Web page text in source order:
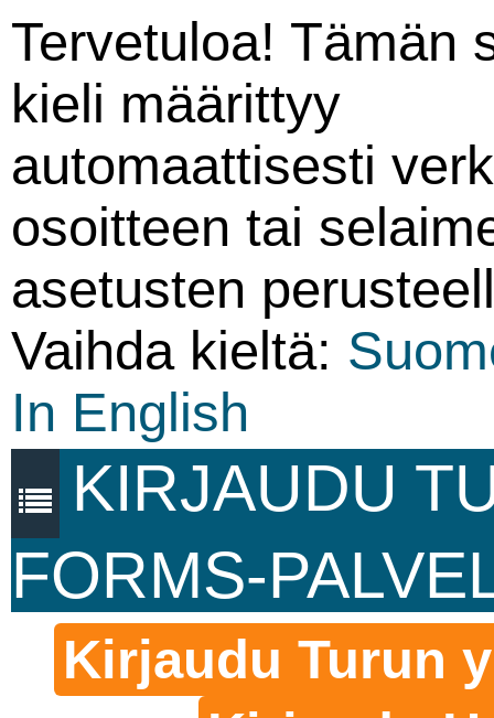
Tervetuloa! Tämän
kieli määrittyy
automaattisesti
osoitteen tai
asetusten
Vaihda kieltä:
In English
KIRJAUDU
FORMS-
Kirjaudu Turun